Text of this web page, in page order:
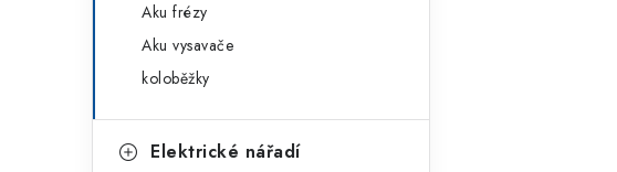
l
Aku frézy
Aku vysavače
koloběžky
Elektrické nářadí